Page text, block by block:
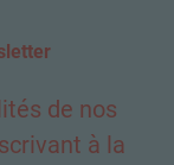
de nos
à la